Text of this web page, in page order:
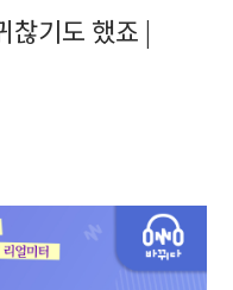
찮기도 했죠 |